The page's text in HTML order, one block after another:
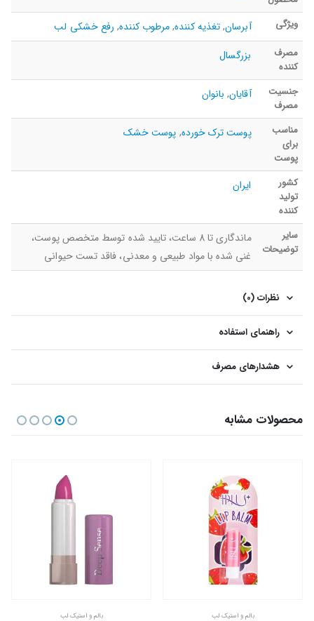
ویژگی آبرسان,تغذیه کننده,مرطوب کننده, رفع خشکی لب
مصرف
کننده
بزرگسال
جنسیت
مصرف
آقایان, بانوان
مناسب
برای
پوست
پوست ترک خورده, پوست خشک
کشور
تولید
کننده
ایران
سایر
توضیحات
ماندگاری تا 8 ساعت، تایید شده توسط متخصص پوست،
غنی شده با مواد طبیعی و معدنی، فاقد تست حیوانی
نظرات (0)
راهنمای استفاده
هشدارهای مصرف
محصولات مشابه
بالم و استیک لب بالم و استیک لب